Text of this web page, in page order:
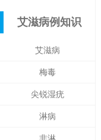
艾滋病例知识
艾滋病
梅毒
尖锐湿疣
淋病